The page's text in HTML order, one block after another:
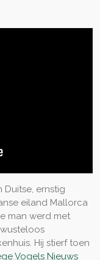
Duitse, ernstig
eiland Mallorca
man werd met
Hij stierf toen
Vogels Nieuws